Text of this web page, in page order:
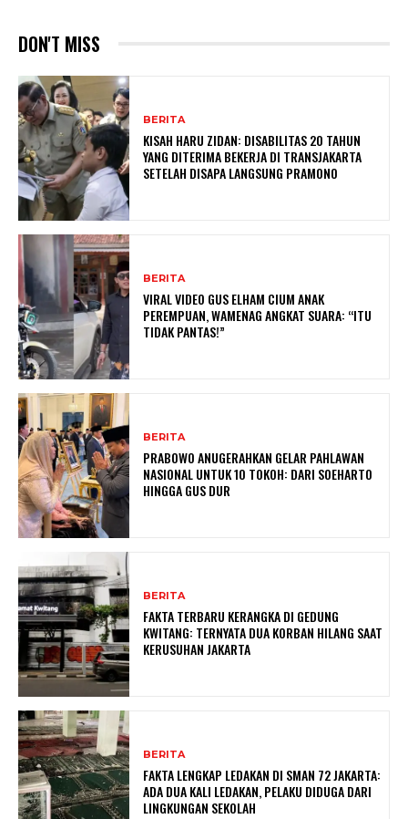
DON'T MISS
BERITA
KISAH HARU ZIDAN: DISABILITAS 20 TAHUN
YANG DITERIMA BEKERJA DI TRANSJAKARTA
SETELAH DISAPA LANGSUNG PRAMONO
BERITA
VIRAL VIDEO GUS ELHAM CIUM ANAK
PEREMPUAN, WAMENAG ANGKAT SUARA: “ITU
TIDAK PANTAS!”
BERITA
PRABOWO ANUGERAHKAN GELAR PAHLAWAN
NASIONAL UNTUK 10 TOKOH: DARI SOEHARTO
HINGGA GUS DUR
BERITA
FAKTA TERBARU KERANGKA DI GEDUNG
KWITANG: TERNYATA DUA KORBAN HILANG SAAT
KERUSUHAN JAKARTA
BERITA
FAKTA LENGKAP LEDAKAN DI SMAN 72 JAKARTA:
ADA DUA KALI LEDAKAN, PELAKU DIDUGA DARI
LINGKUNGAN SEKOLAH